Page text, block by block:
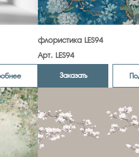
флористика LES94
Арт. LES94
Заказать